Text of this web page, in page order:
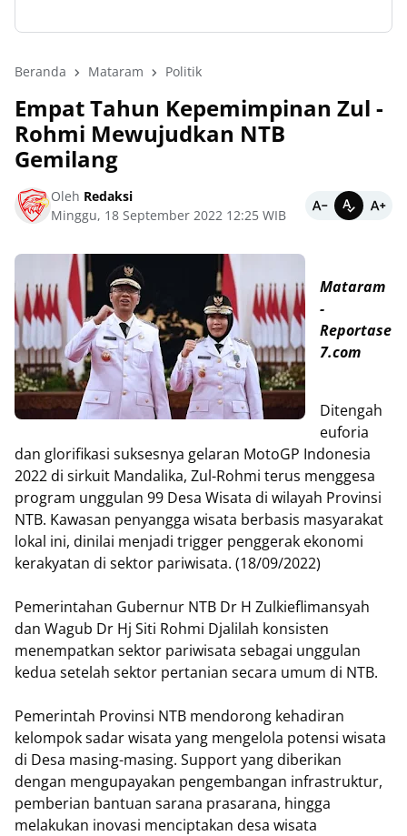
Beranda Mataram Politik
Empat Tahun Kepemimpinan Zul -
Rohmi Mewujudkan NTB
Gemilang
Oleh Redaksi
Minggu, 18 September 2022 12:25 WIB
Mataram
-
Reportase
7.com
Ditengah
euforia
dan glorifikasi suksesnya gelaran MotoGP Indonesia
2022 di sirkuit Mandalika, Zul-Rohmi terus menggesa
program unggulan 99 Desa Wisata di wilayah Provinsi
NTB. Kawasan penyangga wisata berbasis masyarakat
lokal ini, dinilai menjadi trigger penggerak ekonomi
kerakyatan di sektor pariwisata. (18/09/2022)
Pemerintahan Gubernur NTB Dr H Zulkieflimansyah
dan Wagub Dr Hj Siti Rohmi Djalilah konsisten
menempatkan sektor pariwisata sebagai unggulan
kedua setelah sektor pertanian secara umum di NTB.
Pemerintah Provinsi NTB mendorong kehadiran
kelompok sadar wisata yang mengelola potensi wisata
di Desa masing-masing. Support yang diberikan
dengan mengupayakan pengembangan infrastruktur,
pemberian bantuan sarana prasarana, hingga
melakukan inovasi menciptakan desa wisata